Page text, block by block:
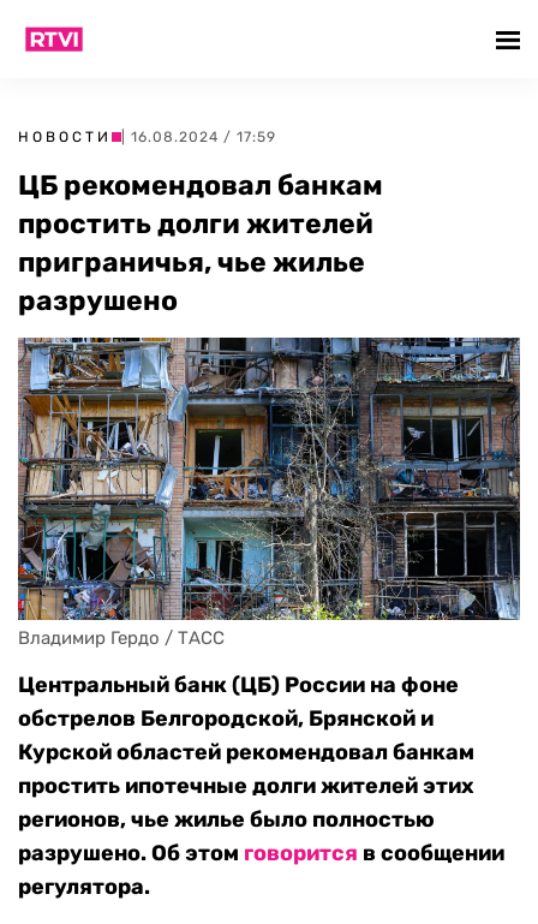
НОВОСТИ | 16.08.2024 / 17:59
ЦБ рекомендовал банкам
простить долги жителей
приграничья, чье жилье
разрушено
Владимир Гердо / ТАСС
Центральный банк (ЦБ) России на фоне
обстрелов Белгородской, Брянской и
Курской областей рекомендовал банкам
простить ипотечные долги жителей этих
регионов, чье жилье было полностью
разрушено. Об этом говорится в сообщении
регулятора.